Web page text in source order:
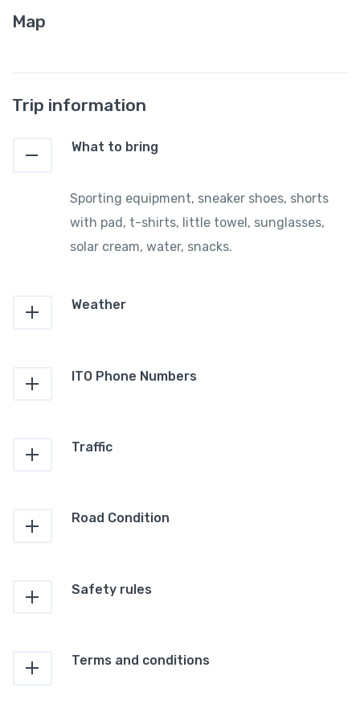
Map
Trip information
What to bring
Sporting equipment, sneaker shoes, shorts
with pad, t-shirts, little towel, sunglasses,
solar cream, water, snacks.
Weather
ITO Phone Numbers
Traffic
Road Condition
Safety rules
Terms and conditions